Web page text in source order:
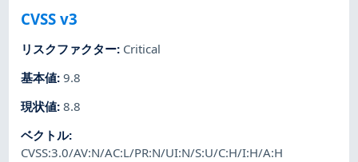
CVSS v3
リスクファクター: Critical
基本値:9.8
現状値:8.8
ベクトル:
CVSS:3.0/AV:N/AC:L/PR:N/UI:N/S:U/C:H/I:H/A:H